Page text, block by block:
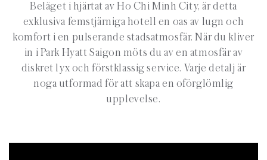
Beläget i hjärtat av Ho Chi Minh City, är detta
exklusiva femstjärniga hotell en oas av lugn och
komfort i en pulserande stadsatmosfär. När du kliver
in i Park Hyatt Saigon möts du av en atmosfär av
diskret lyx och förstklassig service. Varje detalj är
noga utformad för att skapa en oförglömlig
upplevelse.